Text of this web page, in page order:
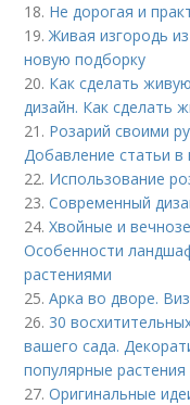
18. Не дорогая и
19.Живая изгородь
новую подборку
20. Как сделать
дизайн. Как сделать
21. Розарий своими
Добавление статьи
22. Использование
23.Современный
24.Хвойные и
Особенности
растениями
25.Арка во дворе.
26. 30
вашего сада.
популярные
27.Оригинальные